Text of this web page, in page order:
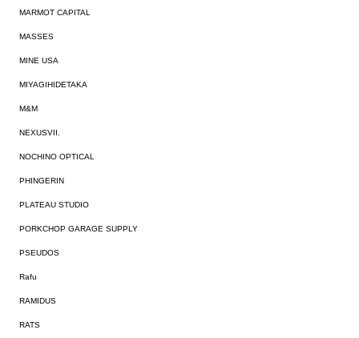
MARMOT CAPITAL
MASSES
MINE USA
MIYAGIHIDETAKA
M&M
NEXUSVII.
NOCHINO OPTICAL
PHINGERIN
PLATEAU STUDIO
PORKCHOP GARAGE SUPPLY
PSEUDOS
Rafu
RAMIDUS
RATS